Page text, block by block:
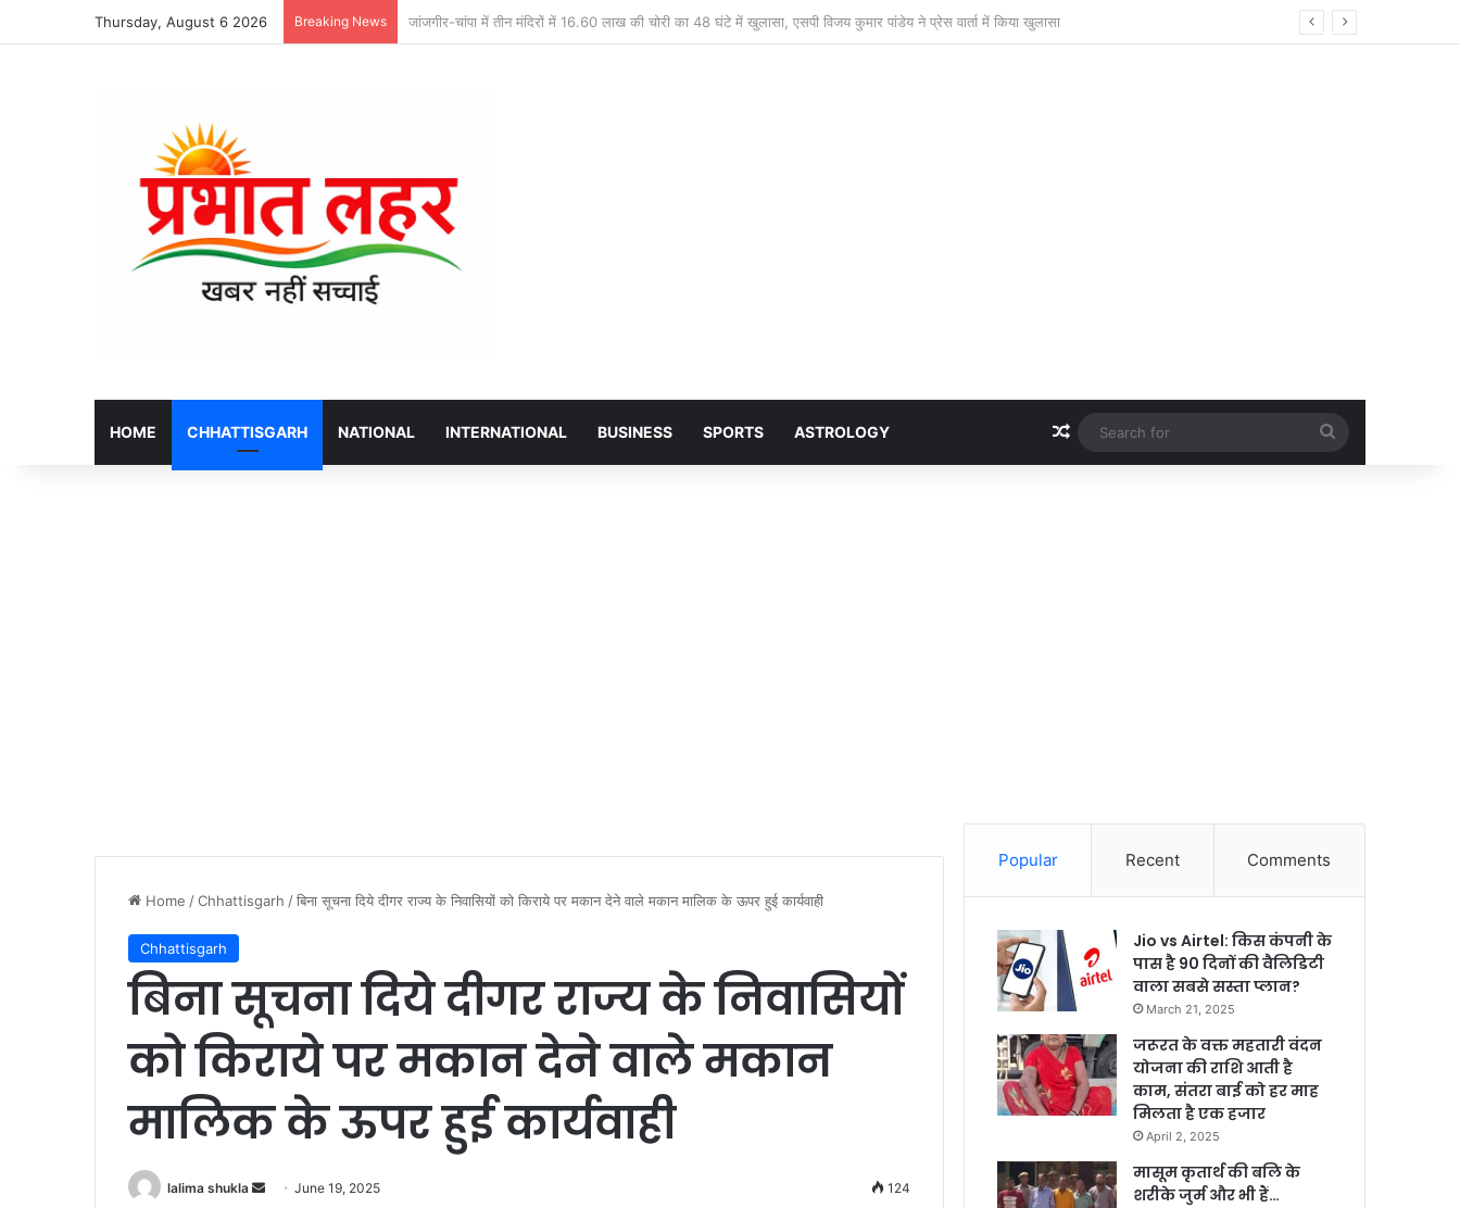
Thursday, August 6 2026 Breaking News JSW महानदी पावर प्लांट नरियरा: भूविस्थापित पेंशन समिति की मासिक बैठक संपन्न, जीवित प्रमाण पत्र और स्वास्थ्य सुविधाओं पर हुई अहम चर्चा
HOME CHHATTISGARH NATIONAL INTERNATIONAL BUSINESS SPORTS ASTROLOGY Random Article
for
Home /Chhattisgarh /बिना सूचना दिये दीगर राज्य के निवासियों को किराये पर मकान देने वाले मकान मालिक के ऊपर हुई कार्यवाही
Chhattisgarh
बिना सूचना दिये दीगर राज्य के निवासियों
को किराये पर मकान देने वाले मकान
मालिक के ऊपर हुई कार्यवाही
lalima shukla
Send June 19, 2025 124
Popular Recent Comments
Jio vs Airtel: किस कंपनी के
पास है 90 दिनों की वैलिडिटी
वाला सबसे सस्ता प्लान?
March 21, 2025
जरूरत के वक्त महतारी वंदन
योजना की राशि आती है
काम, संतरा बाई को हर माह
मिलता है एक हजार
April 2, 2025
मासूम कृतार्थ की बलि के
शरीके जुर्म और भी हैं…